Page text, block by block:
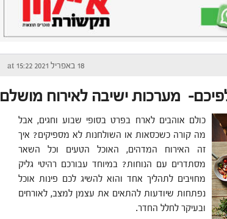
18 באפריל 2021 at 15:22
מערכות ישיבה לאירוח מושלם
כולם אוהבים לארח בפרט בסופי שבוע וחגים, אבל
מה קורה כשכסאות או השולחנות לא מספיקים? איך
זה האירוח המדהים, האוכל הטעים וכל השאר
מסתדרים עם הנוחות? במיוחד עבורכם רהיטי גליק
מחויבים לתהליך אחד והוא להשיג לכם פינות אוכל
נפתחות שיודעות להתאים את עצמן למצב, לאורחים
ובעיקר לחלל החדר.